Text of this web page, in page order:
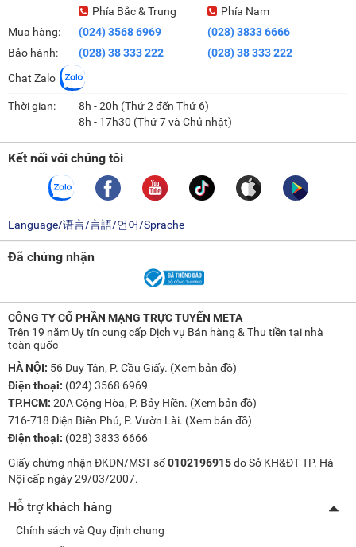
Mua hàng:
Bảo hành:
Phía Bắc & Trung
(024) 3568 6969
(028) 38 333 222
Phía Nam
(028) 3833 6666
(028) 38 333 222
Chat Zalo
Thời gian:
8h - 20h (Thứ 2 đến Thứ 6)
8h - 17h30 (Thứ 7 và Chủ nhật)
Kết nối với chúng tôi
Language/语言/言語/언어/Sprache
Đã chứng nhận
CÔNG TY CỔ PHẦN MẠNG TRỰC TUYẾN META
Trên 19 năm Uy tín cung cấp Dịch vụ Bán hàng & Thu tiền tại nhà
toàn quốc
HÀ NỘI: 56 Duy Tân, P. Cầu Giấy. (Xem bản đồ)
Điện thoại: (024) 3568 6969
TP.HCM: 20A Cộng Hòa, P. Bảy Hiền. (Xem bản đồ)
716-718 Điện Biên Phủ, P. Vườn Lài. (Xem bản đồ)
Điện thoại: (028) 3833 6666
Giấy chứng nhận ĐKDN/MST số0102196915do Sở KH&ĐT TP. Hà
Nội cấp ngày 29/03/2007.
Hỗ trợ khách hàng
Chính sách và Quy định chung